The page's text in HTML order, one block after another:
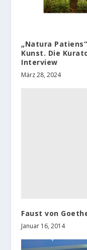
„Natura
Kunst. Die
Interview
März 28, 2024
Faust von
Januar 16, 2014